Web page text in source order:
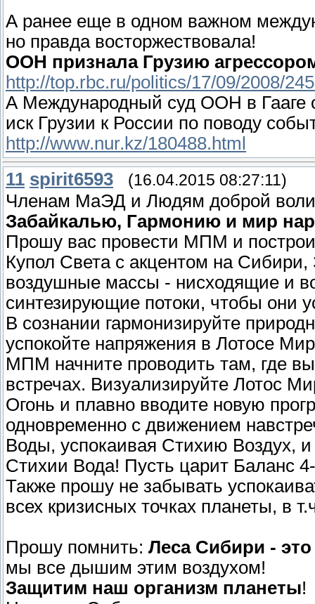
А ранее еще в одном важном
но правда восторжествовала!
ООН признала Грузию
http://top.rbc.ru/politics/17/09/2008/
А Международный суд ООН в Гааге
иск Грузии к России по поводу
http://www.nur.kz/180488.html
11 spirit6593 (16.04.2015 08:27:11)
Членам МаЭД и Людям доброй
Забайкалью, Гармонию и мир
Прошу вас провести МПМ и
Купол Света с акцентом на
воздушные массы - нисходящие и
синтезирующие потоки, чтобы они
В сознании гармонизируйте
успокойте напряжения в Лотосе
МПМ начните проводить там, где
встречах. Визуализируйте Лотос
Огонь и плавно вводите новую
одновременно с движением
Воды, успокаивая Стихию Воздух,
Стихии Вода! Пусть царит Баланс
Также прошу не забывать
всех кризисных точках планеты, в
Прошу помнить: Леса Сибири -
мы все дышим этим воздухом!
Защитим наш организм планеты!